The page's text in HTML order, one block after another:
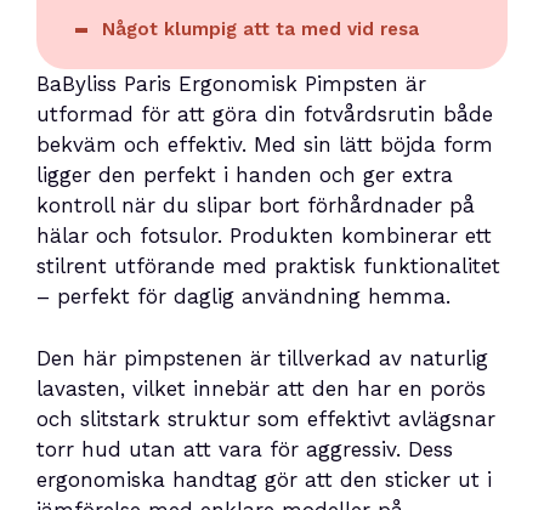
Något klumpig att ta med vid resa
BaByliss Paris Ergonomisk Pimpsten är
utformad för att göra din fotvårdsrutin både
bekväm och effektiv. Med sin lätt böjda form
ligger den perfekt i handen och ger extra
kontroll när du slipar bort förhårdnader på
hälar och fotsulor. Produkten kombinerar ett
stilrent utförande med praktisk funktionalitet
– perfekt för daglig användning hemma.
Den här pimpstenen är tillverkad av naturlig
lavasten, vilket innebär att den har en porös
och slitstark struktur som effektivt avlägsnar
torr hud utan att vara för aggressiv. Dess
ergonomiska handtag gör att den sticker ut i